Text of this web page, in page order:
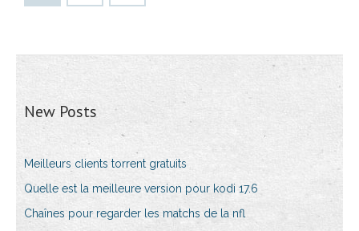
New Posts
Meilleurs clients torrent gratuits
Quelle est la meilleure version pour kodi 17.6
Chaînes pour regarder les matchs de la nfl